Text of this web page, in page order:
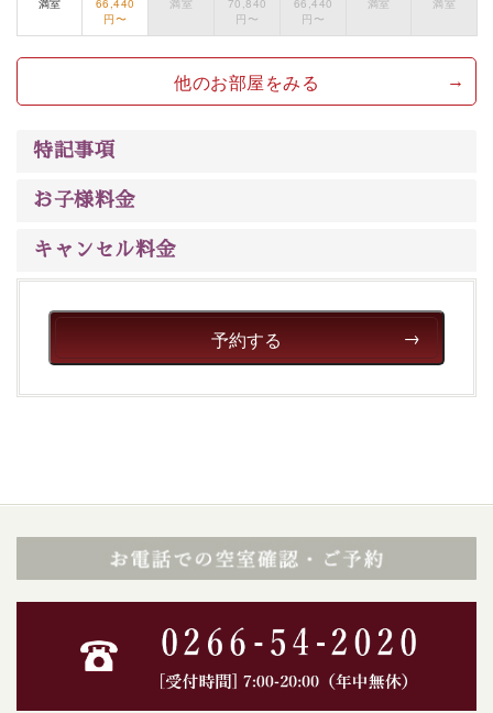
※年末年始及び御柱祭前後は運行しておりません
以上がプラン内容です。
上諏訪温泉“しんゆ”なら諏訪大社など歴史ある諏訪の街
事、諏訪湖に包まれるお部屋、 大人のたしなみを感じて
いただける、美しく癒される宿で贅沢に幸せのときを安
心してお過ごしください。
円〜
円〜
円〜
他のお部屋をみる
特記事項
お子様料金
キャンセル料金
予約する